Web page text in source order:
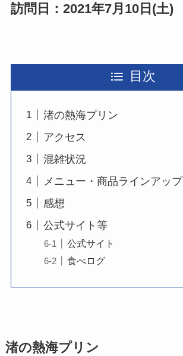
訪問日：2021年7月10日(土)
目次
渚の熱海プリン
アクセス
混雑状況
メニュー・商品ラインアップ
感想
公式サイト等
公式サイト
食べログ
渚の熱海プリン